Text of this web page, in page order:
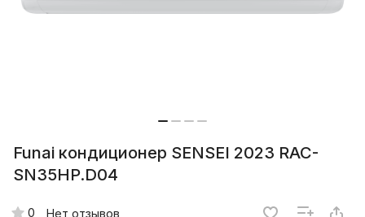
Funai кондиционер SENSEI 2023 RAC-
SN35HP.D04
0 Нет отзывов